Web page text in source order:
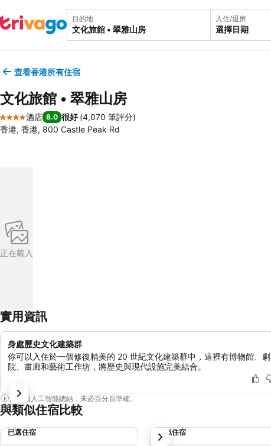
目的地 入住/退房
選擇日期
查看香港所有住宿
文化旅館 • 翠雅山房
4 星級
酒店 8.0 很好 (4,070 筆評分)
香港, 香港, 800 Castle Peak Rd
正在載入
實用資訊
身處歷史文化建築群
你可以入住於一個修復精美的 20 世紀文化建築群中，這裡有博物館、劇
院、畫廊和藝術工作坊，將歷史與現代設施完美結合。
內容由人工智能總結，未必百分百準確。
與類似住宿比較
已選住宿 類似住宿
下一步